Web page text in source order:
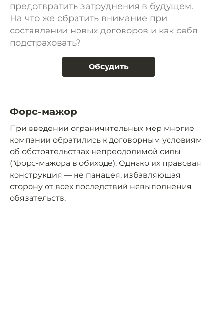
предотвратить затруднения в будущем.
На что же обратить внимание при
составлении новых договоров и как себя
подстраховать?
Обсудить
Форс-мажор
При введении ограничительных мер многие
компании обратились к договорным условиям
об обстоятельствах непреодолимой силы
("форс-мажора в обиходе). Однако их правовая
конструкция — не панацея, избавляющая
сторону от всех последствий невыполнения
обязательств.